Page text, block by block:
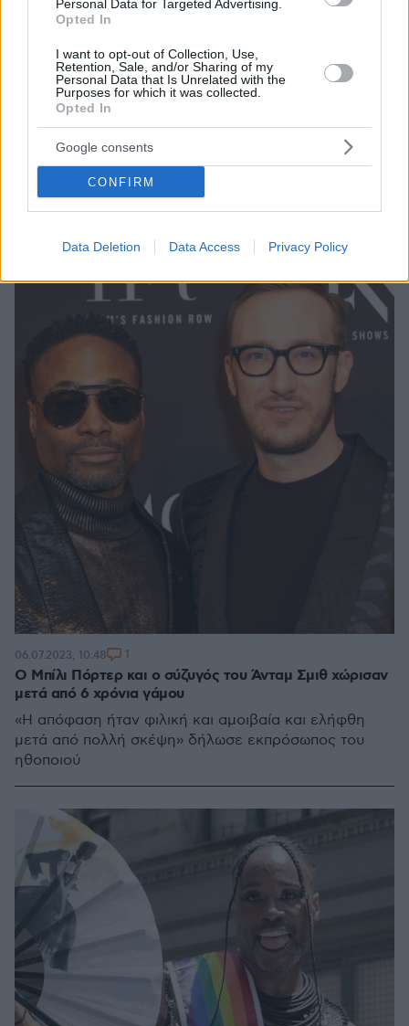
Personal Data for Targeted Advertising.
Opted In
I want to opt-out of Collection, Use,
Retention, Sale, and/or Sharing of my
Personal Data that Is Unrelated with the
Purposes for which it was collected.
Opted In
Google consents
CONFIRM
Data Deletion Data Access Privacy Policy
των ηθοποιών
Ανασφάλεια για το μέλλον έχει προκαλέσει στους
ηθοποιούς η απεργία που συνεχίζεται στο Χόλιγουντ
- Κανείς δεν ξέρει πόσο θα διαρκέσει
10.08.2023, 13:05 2
Ο Μπίλι Πόρτερ και ο σύζυγός του Άνταμ Σμιθ χώρισαν
μετά από 6 χρόνια γάμου
«Η απόφαση ήταν φιλική και αμοιβαία και ελήφθη
μετά από πολλή σκέψη» δήλωσε εκπρόσωπος του
ηθοποιού
06.07.2023, 10:48 1